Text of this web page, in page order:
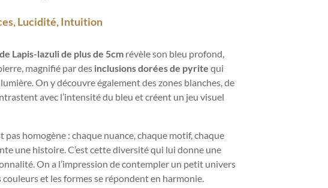
Lucidité, Intuition
Lapis-lazuli de plus de 5cm révèle son bleu profond,
magnifié par des inclusions dorées de pyrite qui
On y découvre également des zones blanches, de
avec l’intensité du bleu et créent un jeu visuel
pas homogène : chaque nuance, chaque motif, chaque
une histoire. C’est cette diversité qui lui donne une
On a l’impression de contempler un petit univers
couleurs et les formes se répondent en harmonie.